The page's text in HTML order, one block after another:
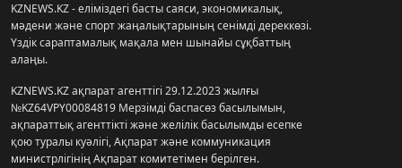
KZNEWS.KZ - еліміздегі басты саяси, экономикалық,
мәдени және спорт жаңалықтарының сенімді дереккөзі.
Үздік сараптамалық мақала мен шынайы сұқбаттың
алаңы.
KZNEWS.KZ ақпарат агенттігі 29.12.2023 жылғы
№KZ64VPY00084819 Мерзімді баспасөз басылымын,
ақпараттық агенттікті және желілік басылымды есепке
қою туралы куәлігі, Ақпарат және коммуникация
министрлігінің Ақпарат комитетімен берілген.